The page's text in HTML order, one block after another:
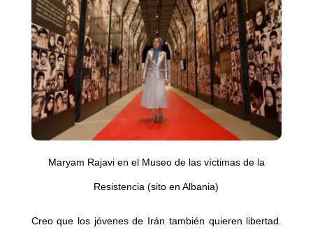
Maryam Rajavi en el Museo de las víctimas de la
Resistencia (sito en Albania)
Creo que los jóvenes de Irán también quieren libertad.